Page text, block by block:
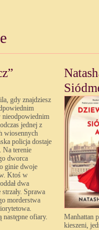
gdy znajdziesz
nieodpowiednim
jednej z
wiosennych
policja dostaje
Na terenie
dworca
ginie dwoje
Ktoś w
dwa
Sprawa
morderstwa
następne ofiary.
Manhattan
kieszeni,